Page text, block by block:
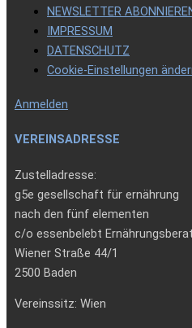
NEWSLETTER
IMPRESSUM
DATENSCHUTZ
Cookie-Einstellungen
Anmelden
VEREINSADRESSE
Zustelladresse:
g5e gesellschaft für ernährung
nach den fünf elementen
c/o essenbelebt
Wiener Straße 44/1
2500 Baden
Vereinssitz: Wien